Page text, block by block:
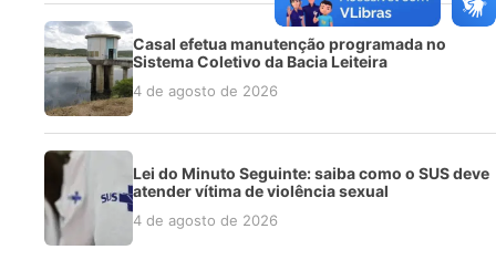
Casal efetua manutenção programada no
Sistema Coletivo da Bacia Leiteira
4 de agosto de 2026
Lei do Minuto Seguinte: saiba como o SUS deve
atender vítima de violência sexual
4 de agosto de 2026